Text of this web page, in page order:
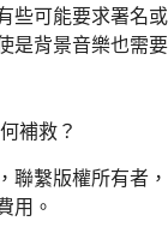
些可能要求署名或
是背景音樂也需要
補救？
聯繫版權所有者，
用。